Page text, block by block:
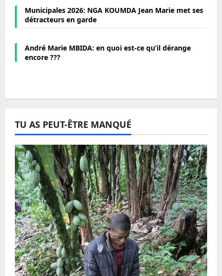
Municipales 2026: NGA KOUMDA Jean Marie met ses
détracteurs en garde
André Marie MBIDA: en quoi est-ce qu’il dérange
encore ???
TU AS PEUT-ÊTRE MANQUÉ